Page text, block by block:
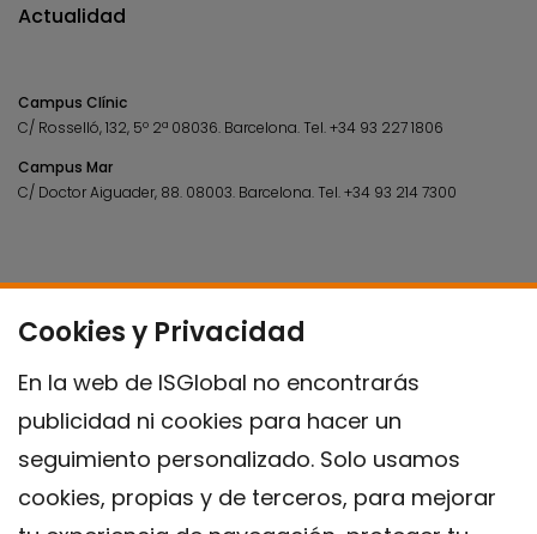
Cookies y Privacidad
En la web de ISGlobal no encontrarás
publicidad ni cookies para hacer un
seguimiento personalizado. Solo usamos
cookies, propias y de terceros, para mejorar
Actualidad
Campus Clínic
C/ Rosselló, 132, 5º 2ª 08036. Barcelona.Tel.+34 93 227 1806
Campus Mar
C/ Doctor Aiguader, 88. 08003. Barcelona.Tel.+34 93 214 7300